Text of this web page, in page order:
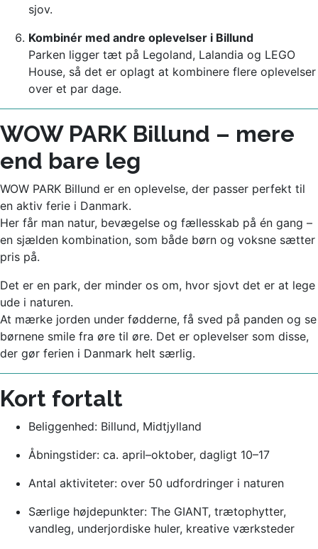
sjov.
Kombinér med andre oplevelser i Billund
Parken ligger tæt på Legoland, Lalandia og LEGO
House, så det er oplagt at kombinere flere oplevelser
over et par dage.
WOW PARK Billund – mere
end bare leg
WOW PARK Billund er en oplevelse, der passer perfekt til
en aktiv ferie i Danmark.
Her får man natur, bevægelse og fællesskab på én gang –
en sjælden kombination, som både børn og voksne sætter
pris på.
Det er en park, der minder os om, hvor sjovt det er at lege
ude i naturen.
At mærke jorden under fødderne, få sved på panden og se
børnene smile fra øre til øre. Det er oplevelser som disse,
der gør ferien i Danmark helt særlig.
Kort fortalt
Beliggenhed: Billund, Midtjylland
Åbningstider: ca. april–oktober, dagligt 10–17
Antal aktiviteter: over 50 udfordringer i naturen
Særlige højdepunkter: The GIANT, trætophytter,
vandleg, underjordiske huler, kreative værksteder